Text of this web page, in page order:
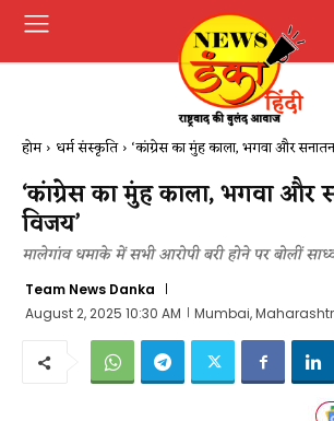
होम धर्म संस्कृति ‘कांग्रेस का मुंह काला, भगवा और
‘कांग्रेस का मुंह काला, भगवा और
विजय’
मालेगांव धमाके में सभी आरोपी बरी होने पर बोलीं साध्वी
Team News Danka
August 2, 2025 10:30 AM
Mumbai,